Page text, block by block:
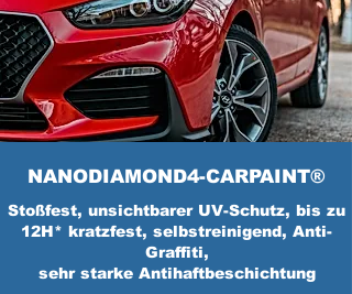
NANODIAMOND4-CARPAINT®
Stoßfest, unsichtbarer UV-Schutz, bis zu
12H* kratzfest, selbstreinigend, Anti-
Graffiti,
sehr starke Antihaftbeschichtung